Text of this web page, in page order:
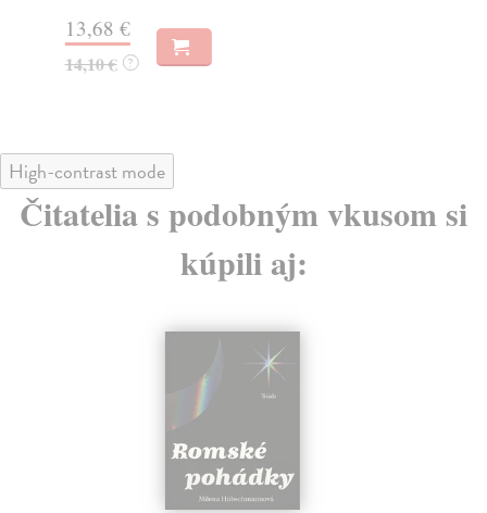
13,68 €
14,10 € ?
High-contrast mode
Čitatelia s podobným vkusom si
kúpili aj: